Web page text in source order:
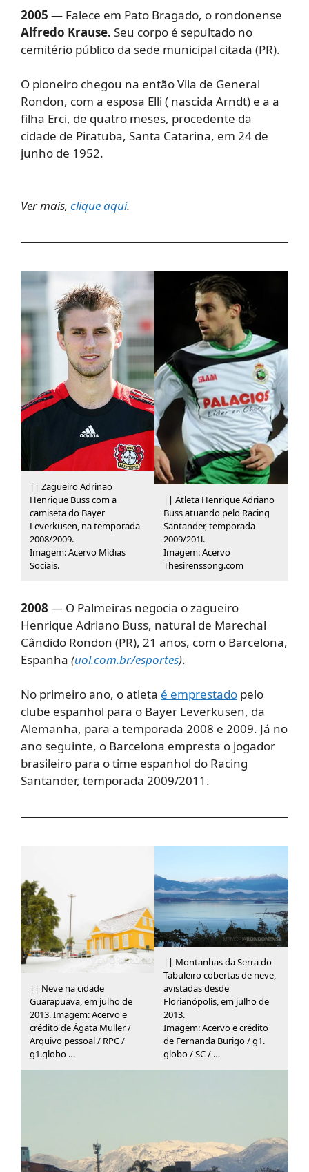
2005 — Falece em Pato Bragado, o rondonense
Alfredo Krause. Seu corpo é sepultado no
cemitério público da sede municipal citada (PR).
O pioneiro chegou na então Vila de General
Rondon, com a esposa Elli ( nascida Arndt) e a a
filha Erci, de quatro meses, procedente da
cidade de Piratuba, Santa Catarina, em 24 de
junho de 1952.
Ver mais, clique aqui.
|| Zagueiro Adrinao
Henrique Buss com a
camiseta do Bayer
Leverkusen, na temporada
2008/2009.
Imagem: Acervo Mídias
Sociais.
|| Atleta Henrique Adriano
Buss atuando pelo Racing
Santander, temporada
2009/201l.
Imagem: Acervo
Thesirenssong.com
2008 — O Palmeiras negocia o zagueiro
Henrique Adriano Buss, natural de Marechal
Cândido Rondon (PR), 21 anos, com o Barcelona,
Espanha (uol.com.br/esportes).
No primeiro ano, o atleta é emprestado pelo
clube espanhol para o Bayer Leverkusen, da
Alemanha, para a temporada 2008 e 2009. Já no
ano seguinte, o Barcelona empresta o jogador
brasileiro para o time espanhol do Racing
Santander, temporada 2009/2011.
|| Neve na cidade
Guarapuava, em julho de
2013. Imagem: Acervo e
crédito de Ágata Müller /
Arquivo pessoal / RPC /
g1.globo …
|| Montanhas da Serra do
Tabuleiro cobertas de neve,
avistadas desde
Florianópolis, em julho de
2013.
Imagem: Acervo e crédito
de Fernanda Burigo / g1.
globo / SC / …